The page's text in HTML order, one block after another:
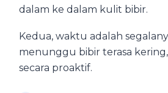
dalam ke dalam kulit bibir.
Kedua, waktu adalah
menunggu bibir terasa
secara proaktif.